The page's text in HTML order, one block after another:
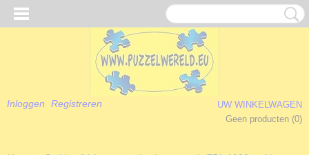
Inloggen Registreren
UW WINKELWAGEN
Geen producten (0)